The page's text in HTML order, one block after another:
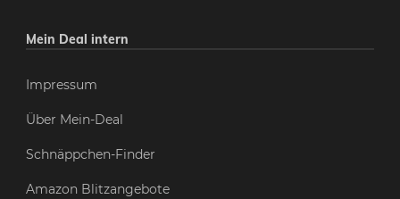
Mein Deal intern
Impressum
Über Mein-Deal
Schnäppchen-Finder
Amazon Blitzangebote